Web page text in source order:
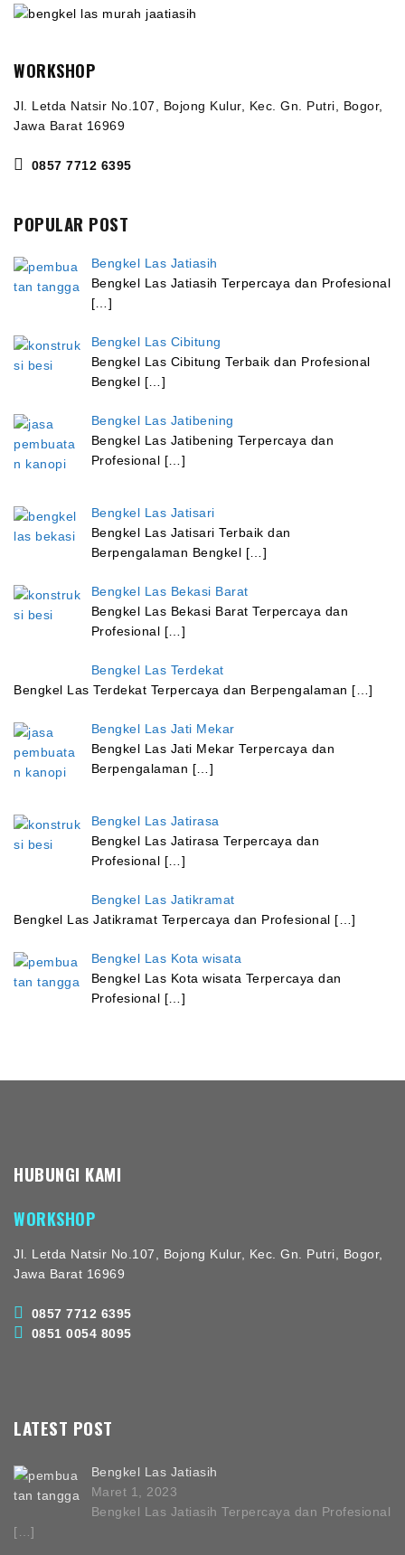
WORKSHOP
Jl. Letda Natsir No.107, Bojong Kulur, Kec. Gn. Putri, Bogor,
Jawa Barat 16969
0857 7712 6395
POPULAR POST
Bengkel Las Jatiasih
Bengkel Las Jatiasih Terpercaya dan Profesional
[…]
Bengkel Las Cibitung
Bengkel Las Cibitung Terbaik dan Profesional
Bengkel […]
Bengkel Las Jatibening
Bengkel Las Jatibening Terpercaya dan
Profesional […]
Bengkel Las Jatisari
Bengkel Las Jatisari Terbaik dan
Berpengalaman Bengkel […]
Bengkel Las Bekasi Barat
Bengkel Las Bekasi Barat Terpercaya dan
Profesional […]
Bengkel Las Terdekat
Bengkel Las Terdekat Terpercaya dan Berpengalaman […]
Bengkel Las Jati Mekar
Bengkel Las Jati Mekar Terpercaya dan
Berpengalaman […]
Bengkel Las Jatirasa
Bengkel Las Jatirasa Terpercaya dan
Profesional […]
Bengkel Las Jatikramat
Bengkel Las Jatikramat Terpercaya dan Profesional […]
Bengkel Las Kota wisata
Bengkel Las Kota wisata Terpercaya dan
Profesional […]
HUBUNGI KAMI
WORKSHOP
Jl. Letda Natsir No.107, Bojong Kulur, Kec. Gn. Putri, Bogor,
Jawa Barat 16969
0857 7712 6395
0851 0054 8095
LATEST POST
Bengkel Las Jatiasih
Maret 1, 2023
Bengkel Las Jatiasih Terpercaya dan Profesional
[…]